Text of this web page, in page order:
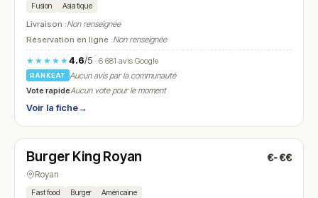
Fusion Asiatique
Livraison :Non renseignée
Réservation en ligne :Non renseignée
★★★★★4.6/5· 6 681 avis Google
RANKEAT
Aucun avis par la communauté
Vote rapideAucun vote pour le moment
Voir la fiche→
N° 20
Burger King Royan €-€€
Royan
Fast food Burger Américaine